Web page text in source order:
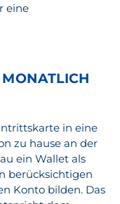
eine
in eine
zu hause an der
ein Wallet als
berücksichtigen
Konto bilden. Das